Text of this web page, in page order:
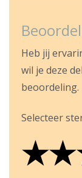
Heb jij
wil je deze
beoordeling.
Selecteer
★
★★
★★
★★
★★